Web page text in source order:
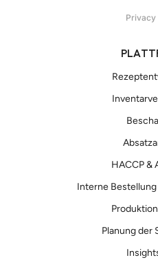
Privacy
HACCP &
Interne
Planung der